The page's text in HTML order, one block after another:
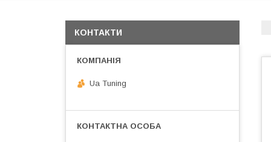
КОНТАКТИ
Ua Tuning